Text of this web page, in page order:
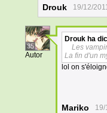
Drouk 19/12/
35
Autor
Drouk ha
Les
La fin d'un
lol on
Mariko 19/